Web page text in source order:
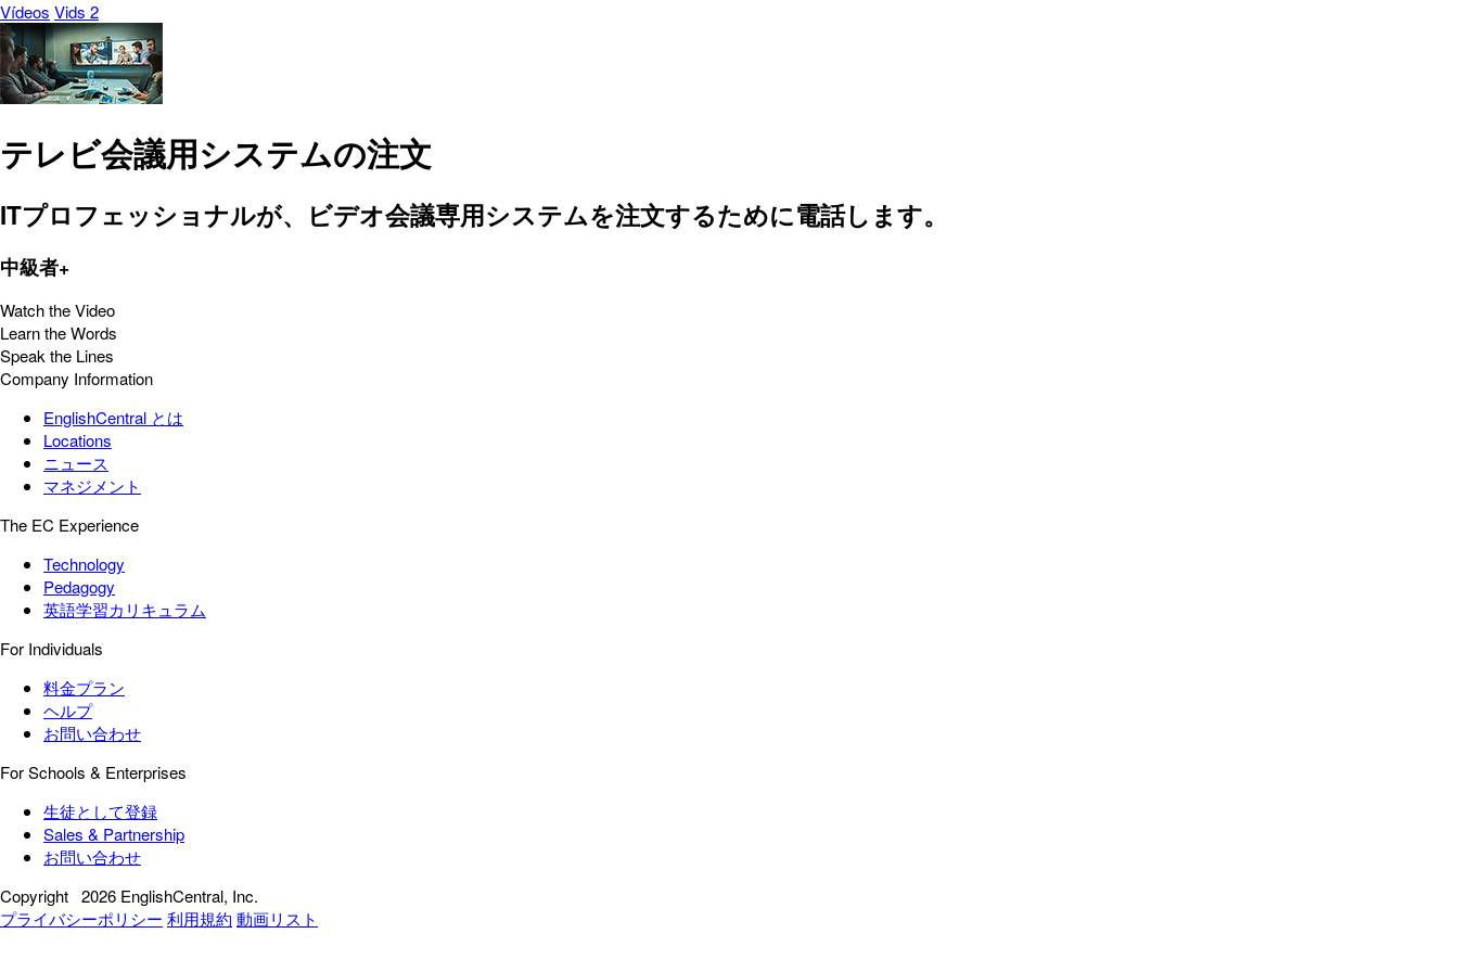
Vídeos Vids 2
テレビ会議用システムの注文
ITプロフェッショナルが、ビデオ会議専用システムを注文するために電話します。
中級者+
Watch the Video
Learn the Words
Speak the Lines
Company Information
EnglishCentral とは
Locations
ニュース
マネジメント
The EC Experience
Technology
Pedagogy
英語学習カリキュラム
For Individuals
料金プラン
ヘルプ
お問い合わせ
For Schools & Enterprises
生徒として登録
Sales & Partnership
お問い合わせ
Copyright 2026 EnglishCentral, Inc.
プライバシーポリシー 利用規約 動画リスト